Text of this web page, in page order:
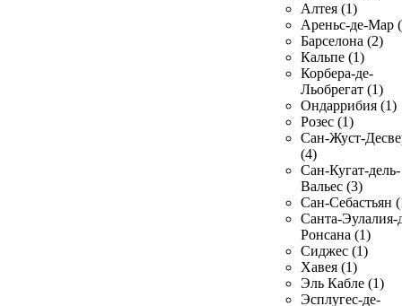
Алтея (1)
Ареньс-де-Мар
Барселона (2)
Кальпе (1)
Корбера-де-
Льобрегат (1)
Ондаррибия (1)
Розес (1)
Сан-Жуст-
(4)
Сан-Кугат-дель-
Вальес (3)
Сан-Себастьян
Санта-Эулалия-
Ронсана (1)
Сиджес (1)
Хавея (1)
Эль Кабле (1)
Эсплугес-де-